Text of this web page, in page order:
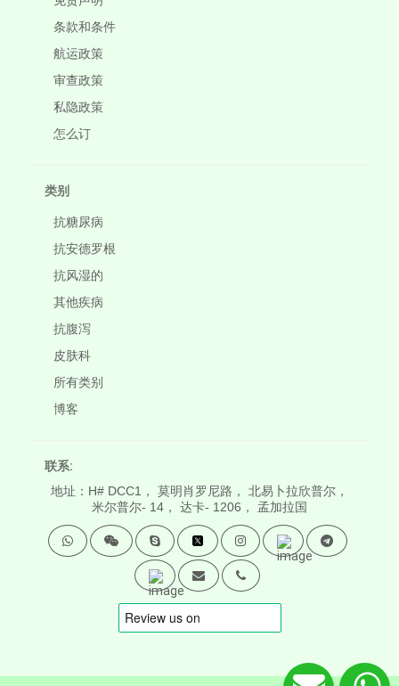
条款和条件
航运政策
审查政策
私隐政策
怎么订
类别
抗糖尿病
抗安德罗根
抗风湿的
其他疾病
抗腹泻
皮肤科
所有类别
博客
联系:
地址：H# DCC1， 莫明肖罗尼路， 北易卜拉欣普尔，
米尔普尔- 14， 达卡- 1206， 孟加拉国